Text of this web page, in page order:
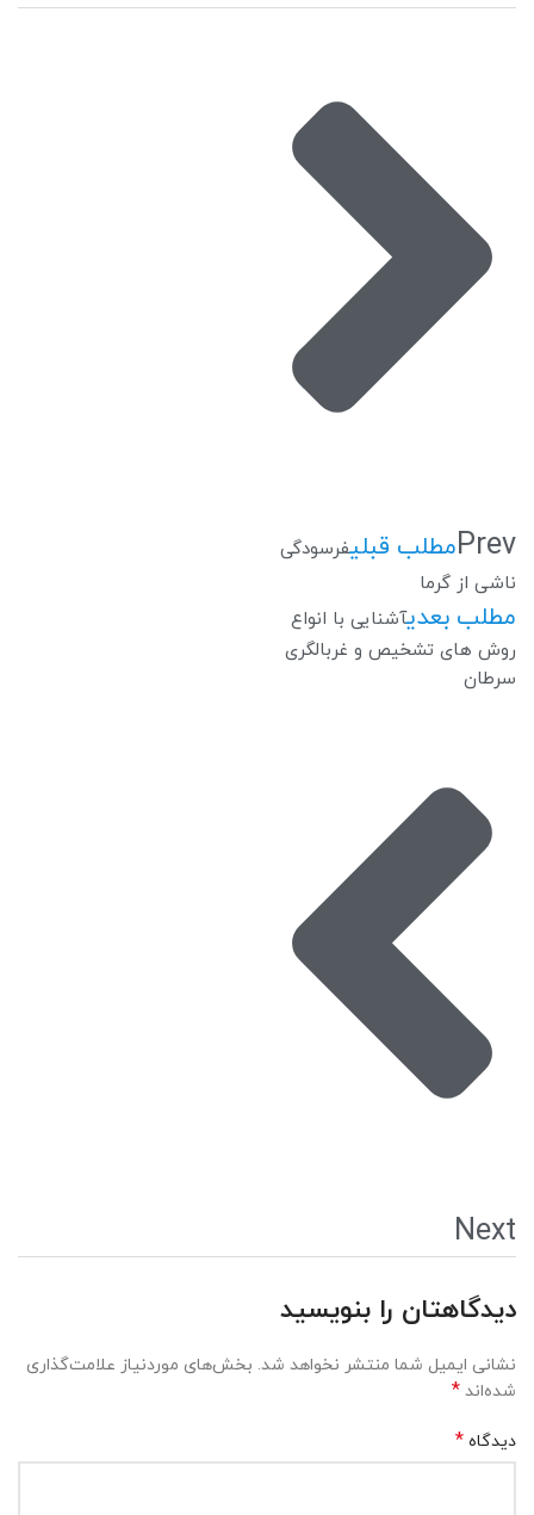
Prevمطلب قبلیفرسودگی
ناشی از گرما
مطلب بعدیآشنایی با انواع
روش های تشخیص و غربالگری
سرطان
Next
دیدگاهتان را بنویسید
نشانی ایمیل شما منتشر نخواهد شد. بخش‌های موردنیاز علامت‌گذاری
شده‌اند *
دیدگاه *